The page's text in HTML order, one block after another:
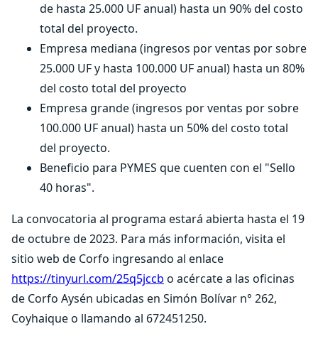
de hasta 25.000 UF anual) hasta un 90% del costo
total del proyecto.
Empresa mediana (ingresos por ventas por sobre
25.000 UF y hasta 100.000 UF anual) hasta un 80%
del costo total del proyecto
Empresa grande (ingresos por ventas por sobre
100.000 UF anual) hasta un 50% del costo total
del proyecto.
Beneficio para PYMES que cuenten con el "Sello
40 horas".
La convocatoria al programa estará abierta hasta el 19
de octubre de 2023. Para más información, visita el
sitio web de Corfo ingresando al enlace
https://tinyurl.com/25q5jccb o acércate a las oficinas
de Corfo Aysén ubicadas en Simón Bolívar n° 262,
Coyhaique o llamando al 672451250.